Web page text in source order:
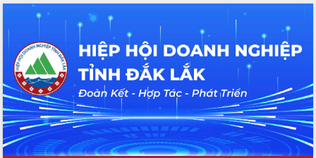
Thứ trưởng Bộ Y tế làm việc với tỉnh
Đắk Lắk về phát triển nhân lực y tế
cho trạm y tế cấp xã
Du lịch Đắk Lắk nâng tầm trải nghiệm
du khách thông qua Hệ thống cơ sở dữ
liệu và Bản đồ số
Tập huấn ứng dụng trí tuệ nhân tạo (AI)
trong thương mại điện tử năm 2026
Đoàn đại biểu Quốc hội tỉnh Đắk Lắk
trao đổi thông tin trước Kỳ họp thứ